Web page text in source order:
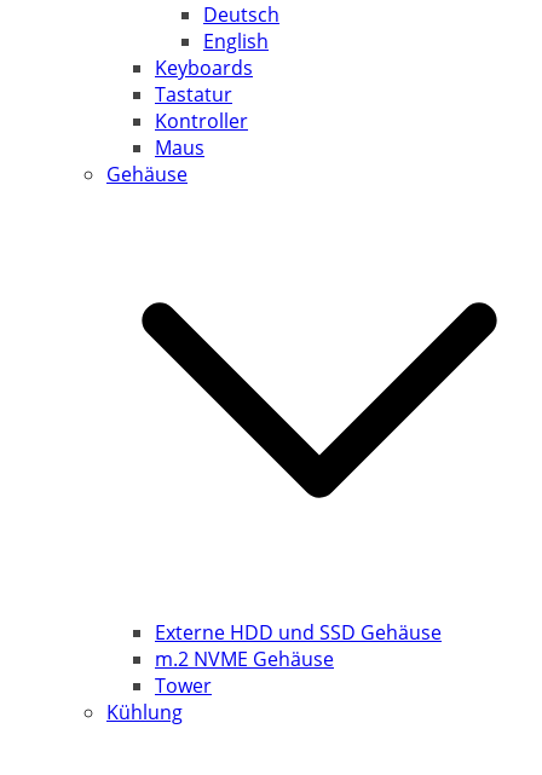
Deutsch
English
Keyboards
Tastatur
Kontroller
Maus
Gehäuse
Externe HDD und SSD Gehäuse
m.2 NVME Gehäuse
Tower
Kühlung